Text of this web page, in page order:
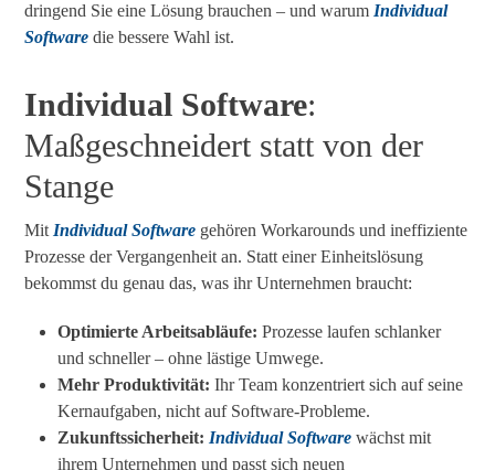
dringend Sie eine Lösung brauchen – und warum Individual
Software die bessere Wahl ist.
Individual Software:
Maßgeschneidert statt von der
Stange
Mit Individual Software gehören Workarounds und ineffiziente
Prozesse der Vergangenheit an. Statt einer Einheitslösung
bekommst du genau das, was ihr Unternehmen braucht:
Optimierte Arbeitsabläufe: Prozesse laufen schlanker
und schneller – ohne lästige Umwege.
Mehr Produktivität: Ihr Team konzentriert sich auf seine
Kernaufgaben, nicht auf Software-Probleme.
Zukunftssicherheit: Individual Software wächst mit
ihrem Unternehmen und passt sich neuen